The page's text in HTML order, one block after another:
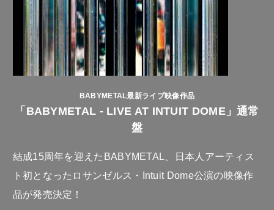
BABYMETAL最新ライブ映像作品
「BABYMETAL - LIVE AT INTUIT DOME」通常
盤
結成15周年を迎えたBABYMETAL、日本人アーティス
ト初となったロサンゼルス・Intuit Dome公演の映像作
品が発売決定！